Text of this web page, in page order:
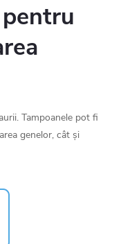
Tampoanele pot fi
genelor, cât și